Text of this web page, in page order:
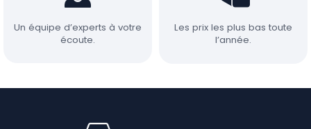
Un équipe d’experts à votre
écoute.
Les prix les plus bas toute
l’année.